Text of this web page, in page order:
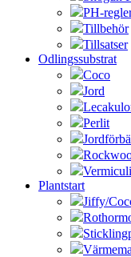
PH-
Tillbehör
Tillsatser
Odlingssubstrat
Coco
Jord
Perlit
Plantstart
Jiffy/